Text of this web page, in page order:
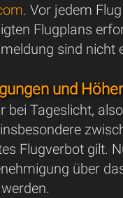
. Vor jedem
Flugplans
sind nicht
und
bei Tageslicht,
Flugverbot gilt.
über